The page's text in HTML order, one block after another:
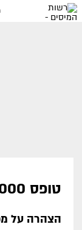
טופס 7000
הצהרה על